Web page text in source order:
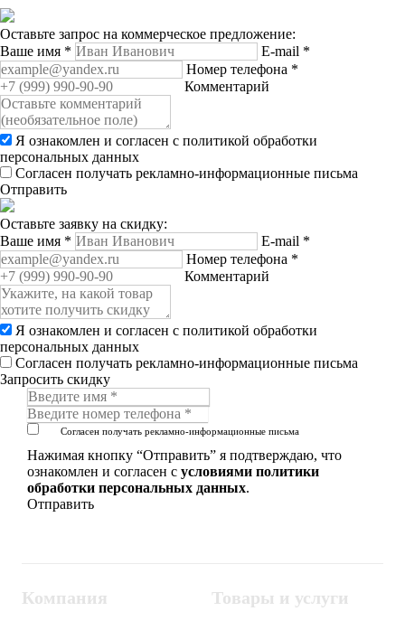
Оставьте запрос на коммерческое предложение:
Ваше имя * E-mail *
Номер телефона *
Комментарий
Я ознакомлен и согласен с политикой обработки
персональных данных
Согласен получать рекламно-информационные письма
Отправить
Оставьте заявку на скидку:
Ваше имя * E-mail *
Номер телефона *
Комментарий
Я ознакомлен и согласен с политикой обработки
персональных данных
Согласен получать рекламно-информационные письма
Запросить скидку
Согласен получать рекламно-информационные письма
Нажимая кнопку “Отправить” я подтверждаю, что
ознакомлен и согласен с условиями политики
обработки персональных данных.
Компания Товары и услуги